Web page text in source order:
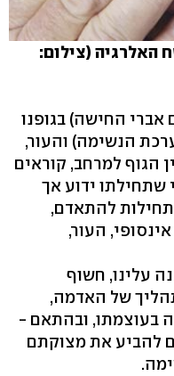
האלרגיה (צילום:
החישה) בגופנו
הנשימה) והעור,
הגוף למרחב, קוראים
שתחילתו ידוע אך
להתאדם,
העור,
עלינו, חשוף
של האדמה,
בעוצמתו, ובהתאם -
להביע את מצוקתם